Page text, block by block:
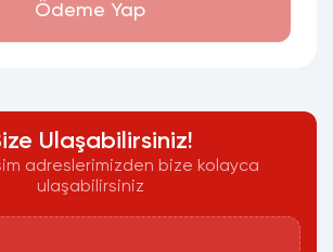
Ödeme Yap
Ulaşabilirsiniz!
adreslerimizden bize kolayca
ulaşabilirsiniz